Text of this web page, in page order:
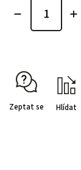
Zeptat se Hlídat